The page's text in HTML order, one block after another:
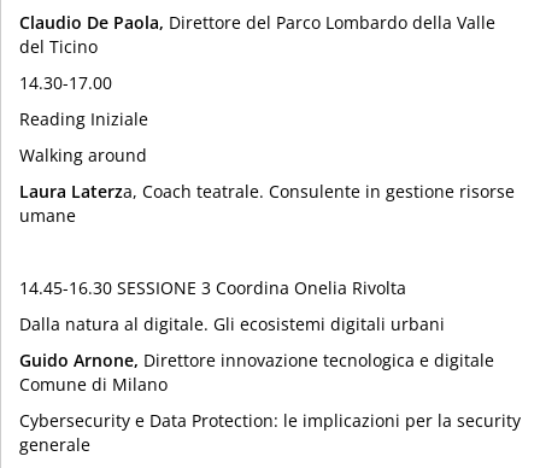
Claudio De Paola, Direttore del Parco Lombardo della Valle
del Ticino
14.30-17.00
Reading Iniziale
Walking around
Laura Laterza, Coach teatrale. Consulente in gestione risorse
umane
14.45-16.30 SESSIONE 3 Coordina Onelia Rivolta
Dalla natura al digitale. Gli ecosistemi digitali urbani
Guido Arnone, Direttore innovazione tecnologica e digitale
Comune di Milano
Cybersecurity e Data Protection: le implicazioni per la security
generale